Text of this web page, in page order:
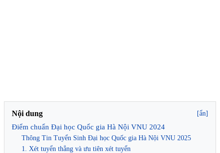
Nội dung [ẩn]
Điểm chuẩn Đại học Quốc gia Hà Nội VNU 2024
Thông Tin Tuyển Sinh Đại học Quốc gia Hà Nội VNU 2025
1. Xét tuyển thẳng và ưu tiên xét tuyển